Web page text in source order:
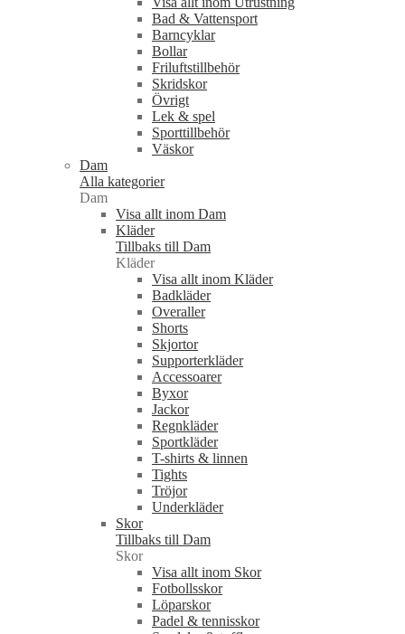
Bad & Vattensport
Barncyklar
Bollar
Friluftstillbehör
Skridskor
Övrigt
Lek & spel
Sporttillbehör
Väskor
Dam
Alla kategorier
Dam
Visa allt inom Dam
Kläder
Tillbaks till Dam
Kläder
Visa allt inom Kläder
Badkläder
Overaller
Shorts
Skjortor
Supporterkläder
Accessoarer
Byxor
Jackor
Regnkläder
Sportkläder
T-shirts & linnen
Tights
Tröjor
Underkläder
Skor
Tillbaks till Dam
Skor
Visa allt inom Skor
Fotbollsskor
Löparskor
Padel & tennisskor